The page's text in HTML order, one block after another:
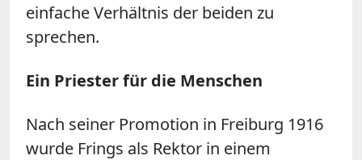
einfache Verhältnis der beiden zu
sprechen.
Ein Priester für die Menschen
Nach seiner Promotion in Freiburg 1916
wurde Frings als Rektor in einem